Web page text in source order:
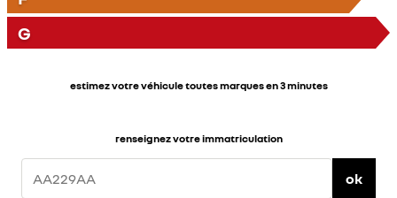
G
estimez votre véhicule toutes marques en 3 minutes
renseignez votre immatriculation
ok